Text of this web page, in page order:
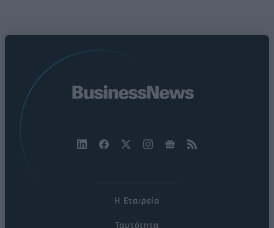
Η Εταιρεία
Ταυτότητα